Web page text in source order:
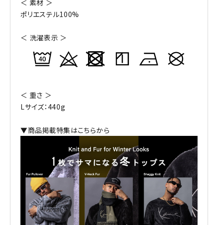
＜ 素材 ＞
ポリエステル100%
＜ 洗濯表示 ＞
＜ 重さ ＞
Lサイズ：440g
▼商品掲載特集はこちらから